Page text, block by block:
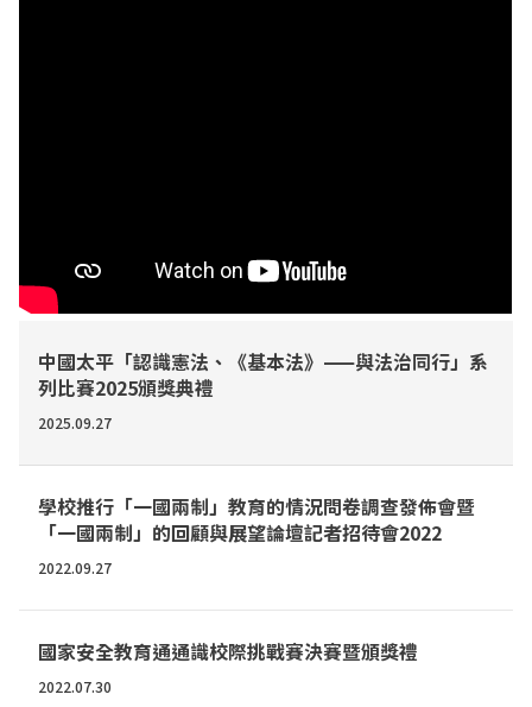
中國太平「認識憲法、《基本法》——與法治同行」系
列比賽2025頒獎典禮
2025.09.27
學校推行「一國兩制」教育的情況問卷調查發佈會暨
「一國兩制」的回顧與展望論壇記者招待會2022
2022.09.27
國家安全教育通通識校際挑戰賽決賽暨頒獎禮
2022.07.30